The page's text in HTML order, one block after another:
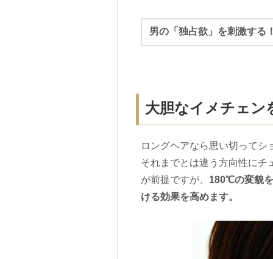
男の「独占欲」を刺激する
大胆なイメチェン
ロングヘアなら思い切って
それまでとは違う方向性にチ
が前提ですが、 180℃の変貌
ける効果を高めます。